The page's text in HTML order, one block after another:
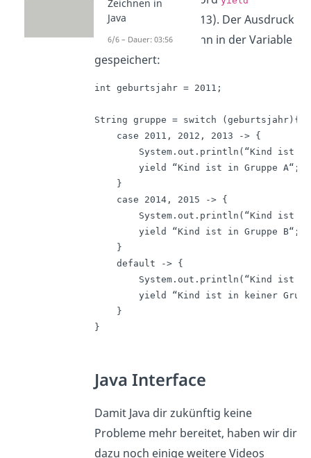
verwenden (ab Java 13). Der Ausdruck
hinteryieldwird dann in der Variable
gespeichert:
int geburtsjahr = 2011;
String gruppe = switch (geburtsjahr){
    case 2011, 2012, 2013 -> {
System.out.println(“Kind ist
        yield “Kind ist in Gruppe A“;
    }
    case 2014, 2015 -> {
System.out.println(“Kind ist
    }
    default -> {
System.out.println(“Kind ist
    }
}
Java Interface
Damit Java dir zukünftig keine
Probleme mehr bereitet, haben wir dir
dazu noch einige weitere Videos
Zeichnen in
Java
6/6 – Dauer: 03:56